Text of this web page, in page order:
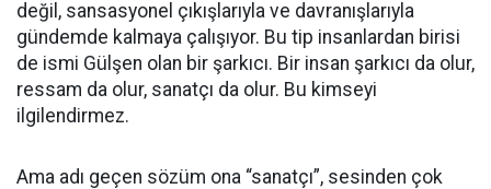
değil, sansasyonel çıkışlarıyla ve davranışlarıyla
gündemde kalmaya çalışıyor. Bu tip insanlardan birisi
de ismi Gülşen olan bir şarkıcı. Bir insan şarkıcı da olur,
ressam da olur, sanatçı da olur. Bu kimseyi
ilgilendirmez.
Ama adı geçen sözüm ona “sanatçı”, sesinden çok